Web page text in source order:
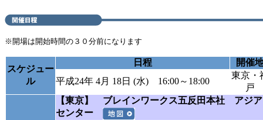
※開場は開始時間の３０分前になります
スケジュー
ル
日程
開催
平成24年 4月 18日 (水) 16:00～18:00
東京・
戸
【東京】 ブレインワークス五反田本社 アジ
センター